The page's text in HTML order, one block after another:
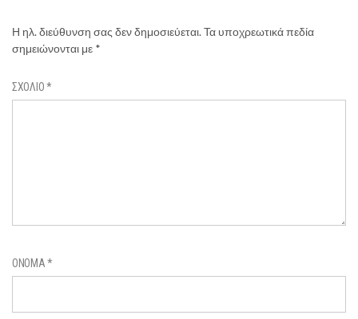
Η ηλ. διεύθυνση σας δεν δημοσιεύεται.Τα υποχρεωτικά πεδία
σημειώνονται με *
ΣΧΌΛΙΟ*
ΌΝΟΜΑ*